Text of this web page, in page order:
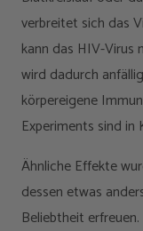
verbreitet sich das
kann das HIV-Virus
wird dadurch
körpereigene
Experiments sind in
Ähnliche Effekte
dessen etwas
Beliebtheit erfreuen.